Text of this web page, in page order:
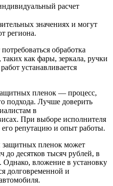
расчет
значениях и могут
региона.
обработка
как фары, зеркала, ручки
устанавливается
пленок — процесс,
подхода. Лучше доверить
в
При выборе исполнителя
его репутацию и опыт работы.
защитных пленок может
до десятков тысяч рублей, в
Однако, вложение в установку
долговременной и